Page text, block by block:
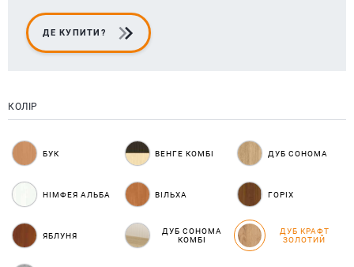
ДЕ КУПИТИ?
КОЛІР
БУК ВЕНГЕ КОМБІ ДУБ СОНОМА
НІМФЕЯ АЛЬБА ВІЛЬХА ГОРІХ
ЯБЛУНЯ
ДУБ СОНОМА
КОМБІ
ДУБ КРАФТ
ЗОЛОТИЙ